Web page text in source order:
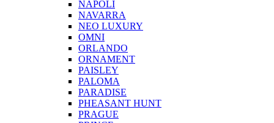
NAPOLI
NAVARRA
NEO LUXURY
OMNI
ORLANDO
ORNAMENT
PAISLEY
PALOMA
PARADISE
PHEASANT HUNT
PRAGUE